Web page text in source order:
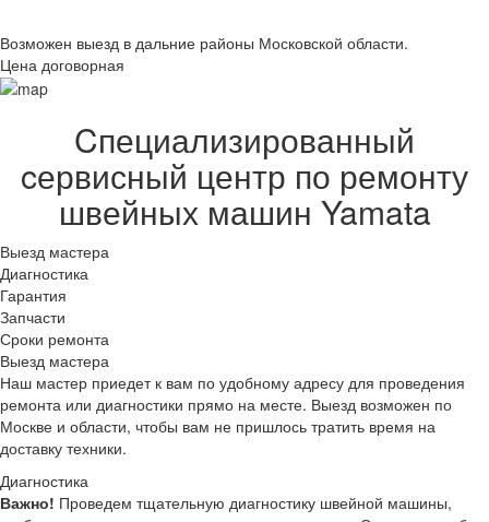
Возможен выезд в дальние районы Московской области.
Цена договорная
Cпециализированный
cервисный центр по ремонту
швейных машин Yamata
Выезд мастера
Диагностика
Гарантия
Запчасти
Сроки ремонта
Выезд мастера
Наш мастер приедет к вам по удобному адресу для проведения
ремонта или диагностики прямо на месте. Выезд возможен по
Москве и области, чтобы вам не пришлось тратить время на
доставку техники.
Диагностика
Важно! Проведем тщательную диагностику швейной машины,